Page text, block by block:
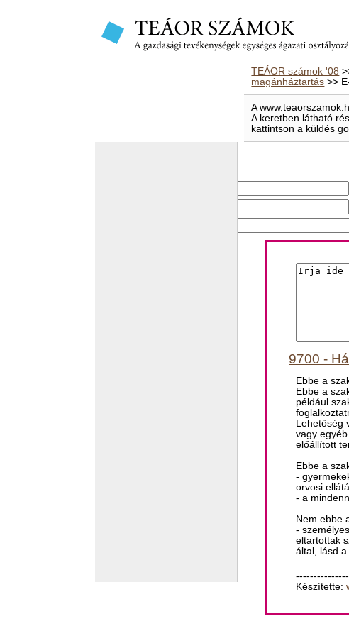
TEÁOR számok '08
magánháztartás >>
A
A keretben látható
kattintson a küldés
9700 -
Ebbe a
Ebbe a
például
Lehetőség
vagy
előállított
Ebbe a
-
orvosi
- a
Nem ebbe
-
eltartottak
által, lásd
Készítette: